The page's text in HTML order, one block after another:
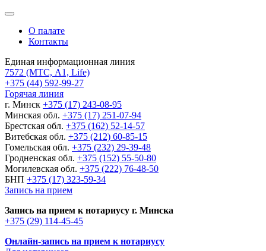
О палате
Контакты
Единая информационная линия
7572 (МТС, A1, Life)
+375 (44) 592-99-27
Горячая линия
г. Минск +375 (17) 243-08-95
Минская обл. +375 (17) 251-07-94
Брестская обл. +375 (162) 52-14-57
Витебская обл. +375 (212) 60-85-15
Гомельская обл. +375 (232) 29-39-48
Гродненская обл. +375 (152) 55-50-80
Могилевская обл. +375 (222) 76-48-50
БНП +375 (17) 323-59-34
Запись на прием
Запись на прием к нотариусу г. Минска
+375 (29) 114-45-45
Онлайн-запись на прием к нотариусу